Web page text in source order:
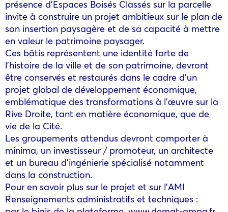
présence d’Espaces Boisés Classés sur la parcelle
invite à construire un projet ambitieux sur le plan de
son insertion paysagère et de sa capacité à mettre
en valeur le patrimoine paysager.
Ces bâtis représentent une identité forte de
l’histoire de la ville et de son patrimoine, devront
être conservés et restaurés dans le cadre d’un
projet global de développement économique,
emblématique des transformations à l’œuvre sur la
Rive Droite, tant en matière économique, que de
vie de la Cité.
Les groupements attendus devront comporter à
minima, un investisseur / promoteur, un architecte
et un bureau d’ingénierie spécialisé notamment
dans la construction.
Pour en savoir plus sur le projet et sur l’AMI
Renseignements administratifs et techniques :